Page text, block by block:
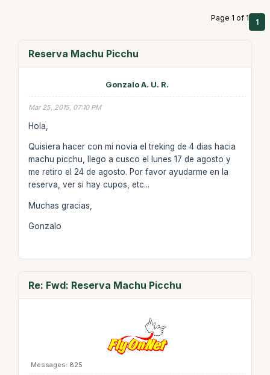
Page 1 of 1 1
Reserva Machu Picchu
Gonzalo A. U. R.
Mar 25, 2015, 07:10 PM
Hola,
Quisiera hacer con mi novia el treking de 4 dias hacia
machu picchu, llego a cusco el lunes 17 de agosto y
me retiro el 24 de agosto. Por favor ayudarme en la
reserva, ver si hay cupos, etc...
Muchas gracias,
Gonzalo
Re: Fwd: Reserva Machu Picchu
Messages: 825